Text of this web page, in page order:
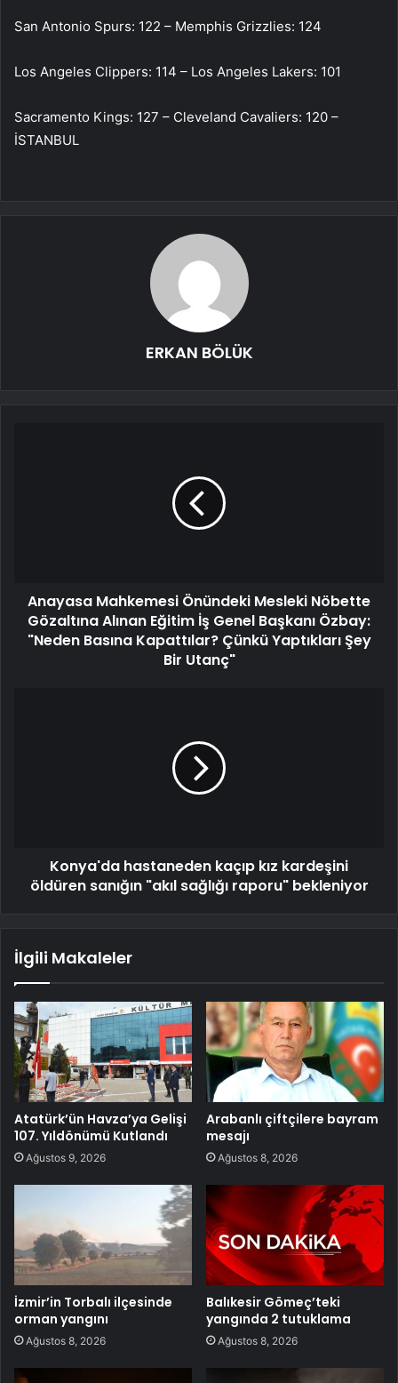
San Antonio Spurs: 122 – Memphis Grizzlies: 124
Los Angeles Clippers: 114 – Los Angeles Lakers: 101
Sacramento Kings: 127 – Cleveland Cavaliers: 120 –
İSTANBUL
ERKAN BÖLÜK
Anayasa Mahkemesi Önündeki Mesleki Nöbette
Gözaltına Alınan Eğitim İş Genel Başkanı Özbay:
"Neden Basına Kapattılar? Çünkü Yaptıkları Şey
Bir Utanç"
Konya'da hastaneden kaçıp kız kardeşini
öldüren sanığın "akıl sağlığı raporu" bekleniyor
İlgili Makaleler
Atatürk’ün Havza’ya Gelişi
107. Yıldönümü Kutlandı
Ağustos 9, 2026
Arabanlı çiftçilere bayram
mesajı
Ağustos 8, 2026
İzmir’in Torbalı ilçesinde
orman yangını
Ağustos 8, 2026
Balıkesir Gömeç’teki
yangında 2 tutuklama
Ağustos 8, 2026